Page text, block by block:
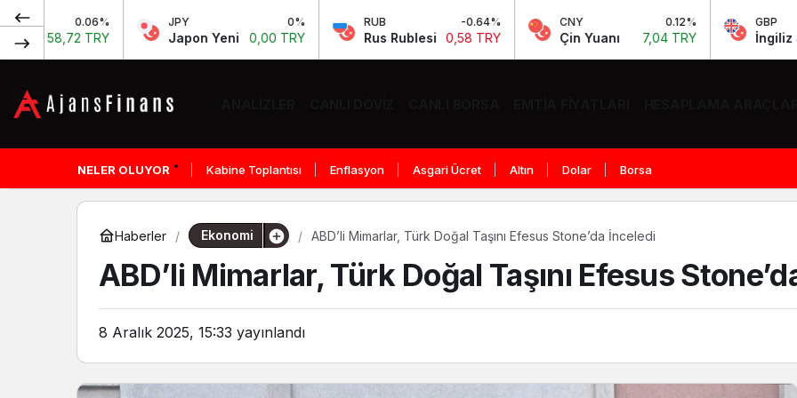
JPY
Japon Yeni 0,00 TRY
RUB -0.64%
Rus Rublesi 0,58 TRY
CNY 0.12%
Çin Yuanı 7,04 TRY
GBP
İngiliz Sterlini 63,97
NELER OLUYOR Kabine Toplantısı Enflasyon Asgari Ücret Altın Dolar Borsa
Haberler Ekonomi ABD’li Mimarlar, Türk Doğal Taşını Efesus Stone’da İnceledi
ABD’li Mimarlar, Türk Doğal Taşını Efesus
8 Aralık 2025, 15:33 yayınlandı